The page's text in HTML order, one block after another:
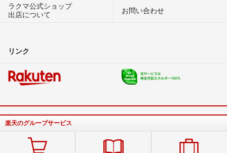
ラクマ公式ショップ
出店について
お問い合わせ
リンク
楽天のグループサービス